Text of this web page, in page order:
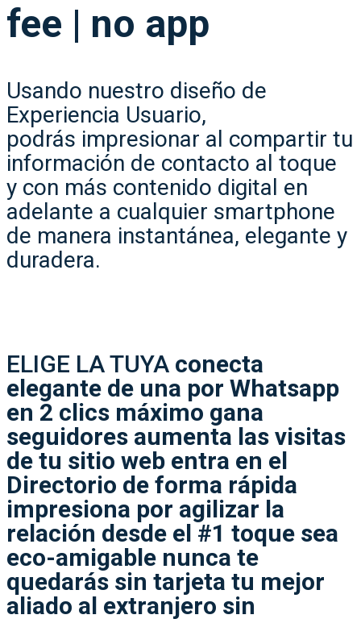
fee | no app
Usando nuestro diseño de
Experiencia Usuario,
podrás impresionar al compartir tu
información de contacto al toque
y con más contenido digital en
adelante a cualquier smartphone
de manera instantánea, elegante y
duradera.
ELIGE LA TUYA conecta
elegante de una por Whatsapp
en 2 clics máximo gana
seguidores aumenta las visitas
de tu sitio web entra en el
Directorio de forma rápida
impresiona por agilizar la
relación desde el #1 toque sea
eco-amigable nunca te
quedarás sin tarjeta tu mejor
aliado al extranjero sin